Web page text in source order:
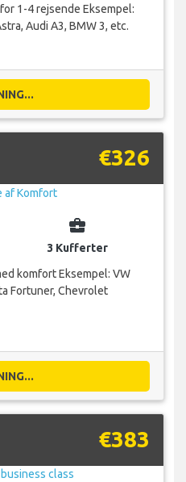
1-4 rejsende Eksempel:
Audi A3, BMW 3, etc.
€326
business_center
3 Kufferter
komfort Eksempel: VW
Fortuner, Chevrolet
€383